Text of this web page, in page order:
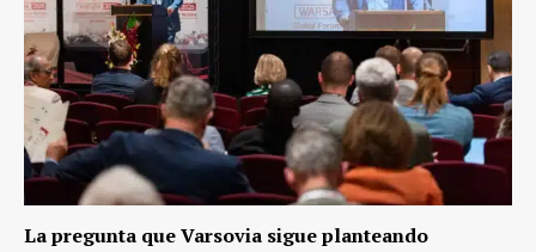
La pregunta que Varsovia sigue planteando